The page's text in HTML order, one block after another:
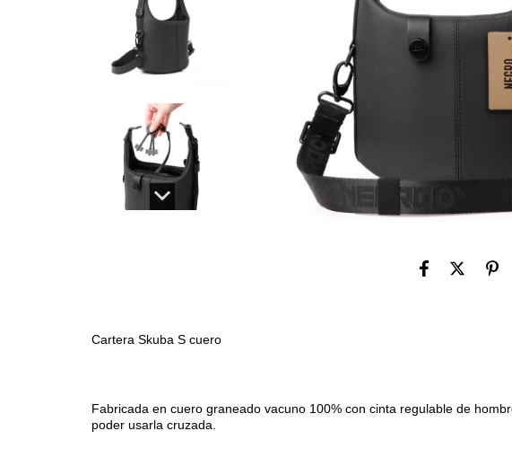
Cartera Skuba S cuero
Fabricada en cuero graneado vacuno 100% con cinta regulable de
poder usarla cruzada.